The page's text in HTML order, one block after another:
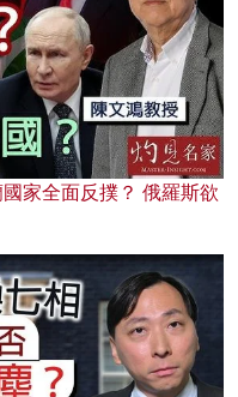
家全面反撲？ 俄羅斯欲